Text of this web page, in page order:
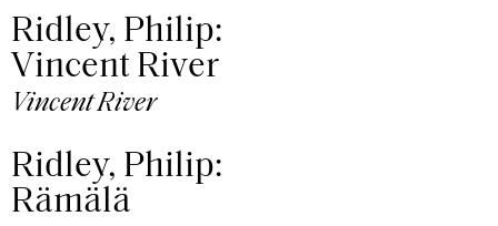
Ridley, Philip:
Vincent River
Vincent River
Ridley, Philip:
Rämälä